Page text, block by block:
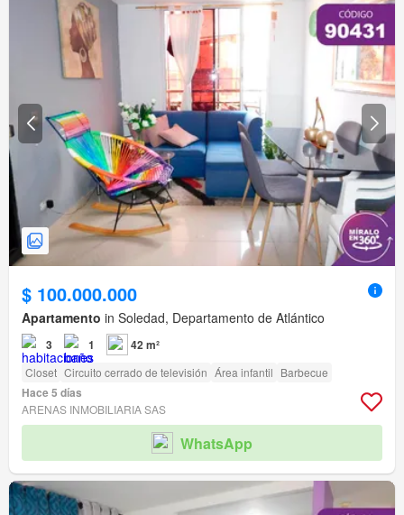
$ 100.000.000
Apartamento in Soledad, Departamento de Atlántico
3 1 42 m²
Closet Circuito cerrado de televisión Área infantil Barbecue
Hace 5 días
ARENAS INMOBILIARIA SAS
WhatsApp